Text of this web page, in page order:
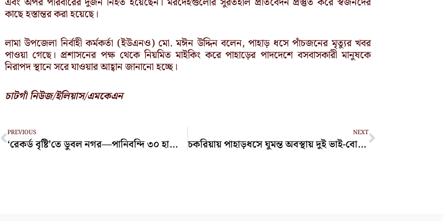
কাছে হস্তান্তর করা হয়েছে।
লামা উপজেলা নির্বাহী কর্মকর্তা (ইউএনও) মো. মঈন উদ্দিন বলেন, পাহাড় ধসে পাঁচজনের মৃত্যুর খবর
পাওয়া গেছে। প্রশাসনের পক্ষ থেকে নিয়মিত মাইকিং করে পাহাড়ের পাদদেশে বসবাসকারী মানুষকে
নিরাপদ স্থানে সরে যাওয়ার আহ্বান জানানো হচ্ছে।
চাটগাঁ নিউজ/ইলিয়াস/এমকেএন
Prev
PREVIOUS
‘রেকর্ড বৃষ্টি’তে ডুবল নগর—পানিবন্দি ৩০ হাজার মানুষ
NEXT
চকরিয়ায় পাহাড়ধসে ঘুমন্ত অবস্থায় দুই ভাই-বোনের মৃত্যু
Next